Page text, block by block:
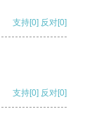
支持[0] 反对[0]
支持[0] 反对[0]